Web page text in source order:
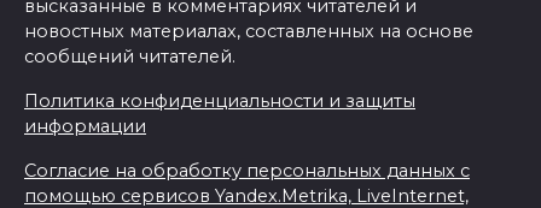
высказанные в комментариях читателей и
новостных материалах, составленных на основе
сообщений читателей.
Политика конфиденциальности и защиты
информации
Согласие на обработку персональных данных с
помощью сервисов Yandex.Metrika, LiveInternet,